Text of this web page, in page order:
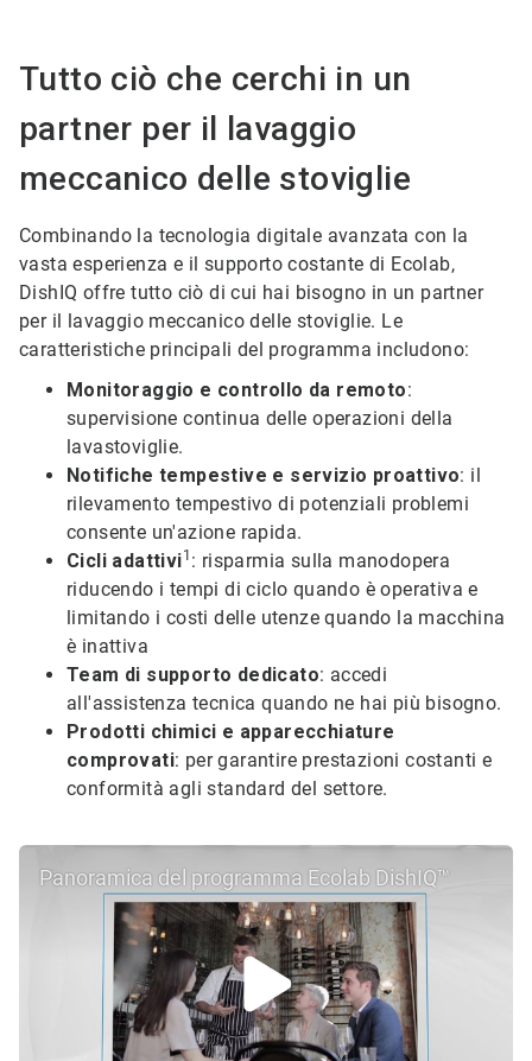
Tutto ciò che cerchi in un
partner per il lavaggio
meccanico delle stoviglie
Combinando la tecnologia digitale avanzata con la
vasta esperienza e il supporto costante di Ecolab,
DishIQ offre tutto ciò di cui hai bisogno in un partner
per il lavaggio meccanico delle stoviglie. Le
caratteristiche principali del programma includono:
Monitoraggio e controllo da remoto:
supervisione continua delle operazioni della
lavastoviglie.
Notifiche tempestive e servizio proattivo: il
rilevamento tempestivo di potenziali problemi
consente un'azione rapida.
Cicli adattivi1 : risparmia sulla manodopera
riducendo i tempi di ciclo quando è operativa e
limitando i costi delle utenze quando la macchina
è inattiva
Team di supporto dedicato: accedi
all'assistenza tecnica quando ne hai più bisogno.
Prodotti chimici e apparecchiature
comprovati: per garantire prestazioni costanti e
conformità agli standard del settore.
Panoramica del programma Ecolab DishIQ™